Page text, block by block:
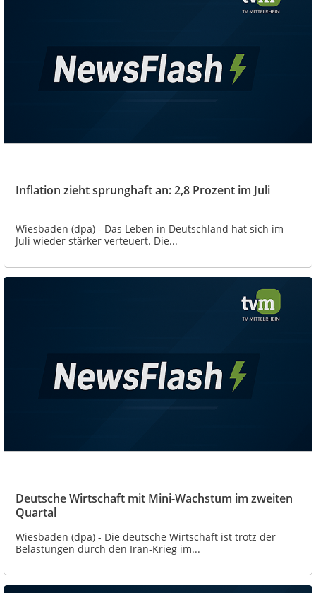
Inflation zieht sprunghaft an: 2,8 Prozent im Juli
Wiesbaden (dpa) - Das Leben in Deutschland hat sich im
Juli wieder stärker verteuert. Die...
Deutsche Wirtschaft mit Mini-Wachstum im zweiten
Quartal
Wiesbaden (dpa) - Die deutsche Wirtschaft ist trotz der
Belastungen durch den Iran-Krieg im...